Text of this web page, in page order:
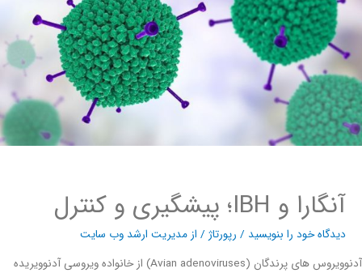
آنگارا و IBH؛ پیشگیری و کنترل
دیدگاه‌ خود را بنویسید/رپورتاژ/ از مدیریت ارشد وب سایت
آدنوویروس های پرندگان (Avian adenoviruses) از خانواده ویروسی آدنوویریده